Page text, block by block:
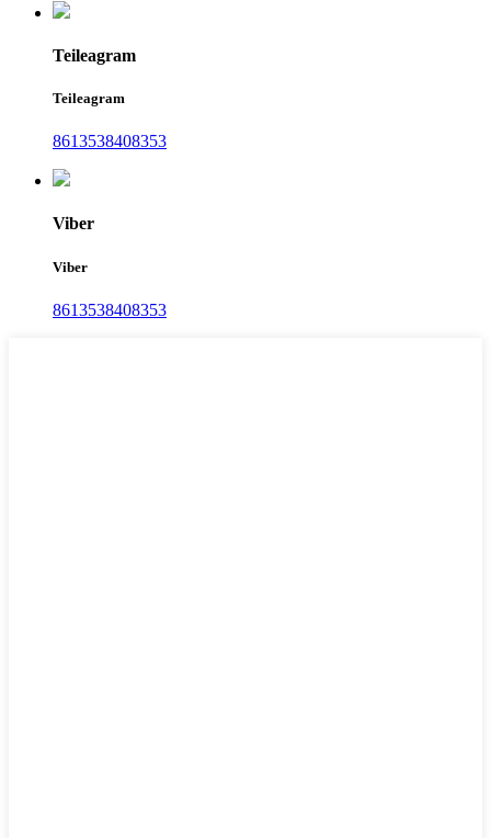
Teileagram
Teileagram
8613538408353
Viber
Viber
8613538408353